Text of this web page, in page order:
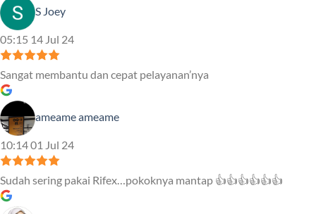
S Joey
05:15 14 Jul 24
Sangat membantu dan cepat pelayanan’nya
ameame ameame
10:14 01 Jul 24
Sudah sering pakai Rifex…pokoknya mantap 👍👍👍👍👍👍